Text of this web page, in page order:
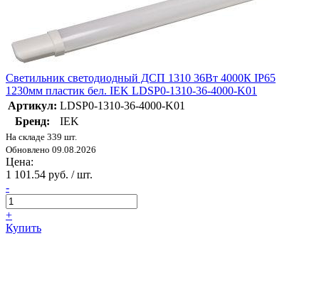
Светильник светодиодный ДСП 1310 36Вт 4000К IP65
1230мм пластик бел. IEK LDSP0-1310-36-4000-K01
Артикул: LDSP0-1310-36-4000-K01
Бренд:
IEK
На складе 339 шт.
Обновлено 09.08.2026
Цена:
1 101.54 руб. / шт.
-
+
Купить